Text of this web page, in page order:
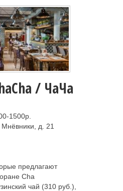
/ ЧаЧа
1500р.
д. 21
предлагают
Cha
чай (310 руб.),